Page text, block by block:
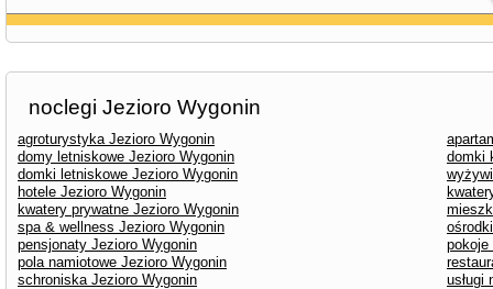
noclegi Jezioro Wygonin
agroturystyka Jezioro Wygonin
domy letniskowe Jezioro Wygonin
domki
domki letniskowe Jezioro Wygonin
hotele Jezioro Wygonin
kwatery prywatne Jezioro Wygonin
spa & wellness Jezioro Wygonin
pensjonaty Jezioro Wygonin
pokoje
pola namiotowe Jezioro Wygonin
schroniska Jezioro Wygonin
usługi